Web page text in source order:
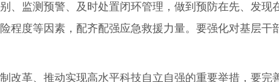
监测预警、及时处置闭环管理，做到预防在先、发现
程度等因素，配齐配强应急救援力量。要强化对基层干
革、推动实现高水平科技自立自强的重要举措，要完